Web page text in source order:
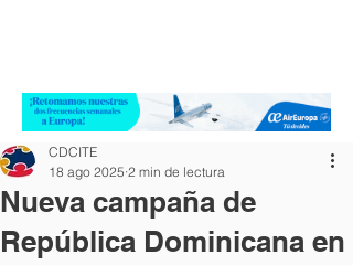
Nueva campaña de
República Dominicana en
CDCITE
18 ago 2025 2 min de lectura